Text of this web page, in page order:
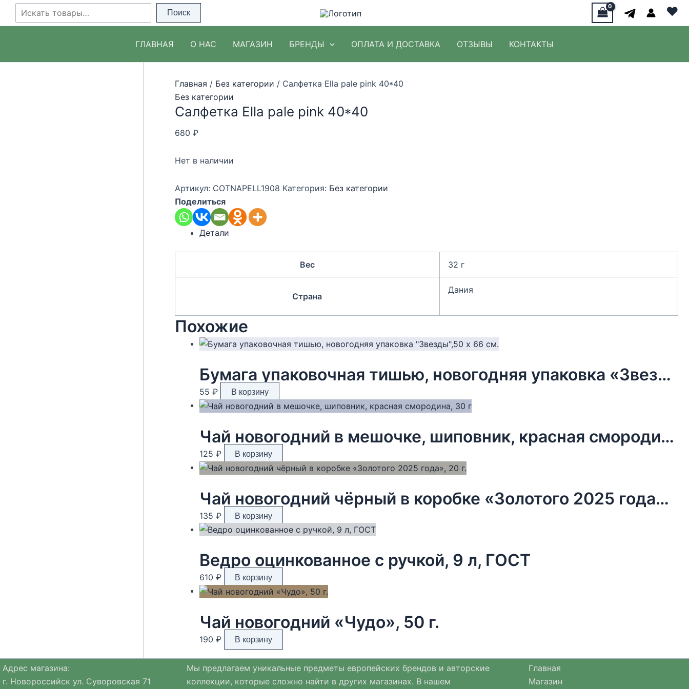
Перейти
Поиск Поиск ♥
ГЛАВНАЯ О НАС МАГАЗИН БРЕНДЫ ОПЛАТА И ДОСТАВКА ОТЗЫВЫ КОНТАКТЫ
Главная / Без категории / Салфетка Ella pale pink 40*40
Без категории
Салфетка Ella pale pink 40*40
680 ₽
Нет в наличии
Артикул: COTNAPELL1908 Категория: Без категории
Поделиться
Детали
Вес 32 г
Страна
Дания
Похожие
Бумага упаковочная тишью, новогодняя упаковка «Звезды»,50 х 66 см.
55 ₽ В корзину
Чай новогодний в мешочке, шиповник, красная смородина, 30 г
125 ₽ В корзину
Чай новогодний чёрный в коробке «Золотого 2025 года», 20 г.
135 ₽ В корзину
Ведро оцинкованное с ручкой, 9 л, ГОСТ
610 ₽ В корзину
Чай новогодний «Чудо», 50 г.
190 ₽ В корзину
Адрес магазина:
г. Новороссийск ул. Суворовская 71
Мы предлагаем уникальные предметы европейских брендов и авторские
коллекции, которые сложно найти в других магазинах. В нашем
Главная
Магазин